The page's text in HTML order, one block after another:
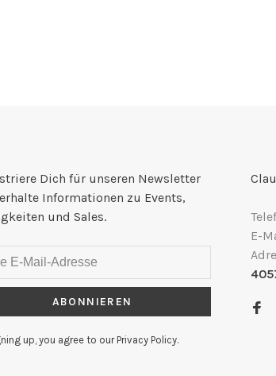
Dich für unseren Newsletter
Informationen zu Events,
und Sales.
ABONNIEREN
up, you agree to our Privacy Policy.
E-